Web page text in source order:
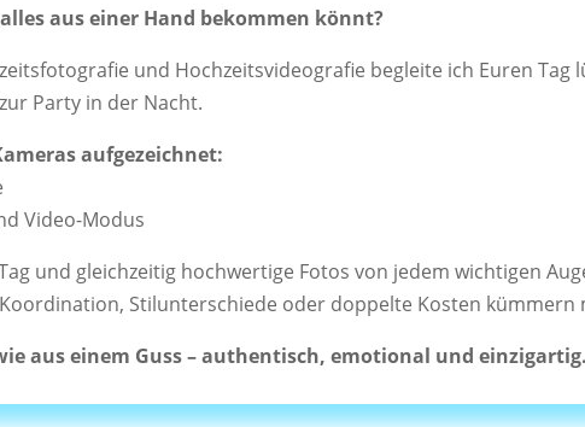
aus einer Hand bekommen könnt?
und Hochzeitsvideografie begleite ich Euren Tag
Party in der Nacht.
aufgezeichnet:
Video-Modus
und gleichzeitig hochwertige Fotos von jedem wichtigen
Stilunterschiede oder doppelte Kosten kümmern
aus einem Guss – authentisch, emotional und einzigartig.